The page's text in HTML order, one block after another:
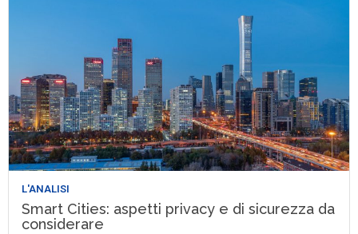
L'ANALISI
Smart Cities: aspetti privacy e di sicurezza da
considerare